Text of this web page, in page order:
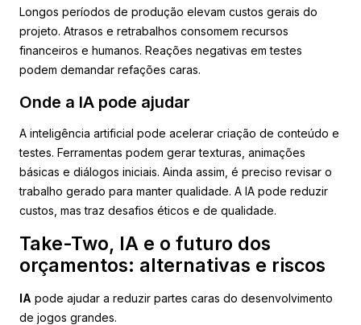
Longos períodos de produção elevam custos gerais do
projeto. Atrasos e retrabalhos consomem recursos
financeiros e humanos. Reações negativas em testes
podem demandar refações caras.
Onde a IA pode ajudar
A inteligência artificial pode acelerar criação de conteúdo e
testes. Ferramentas podem gerar texturas, animações
básicas e diálogos iniciais. Ainda assim, é preciso revisar o
trabalho gerado para manter qualidade. A IA pode reduzir
custos, mas traz desafios éticos e de qualidade.
Take-Two, IA e o futuro dos
orçamentos: alternativas e riscos
IA pode ajudar a reduzir partes caras do desenvolvimento
de jogos grandes.